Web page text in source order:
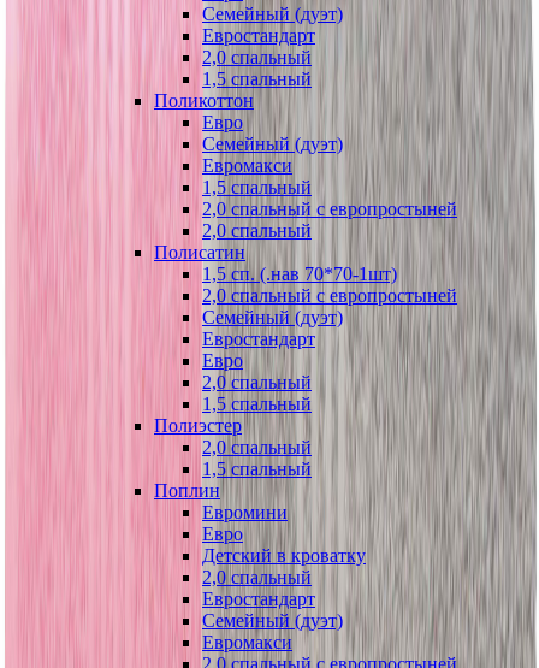
Семейный (дуэт)
Евростандарт
2,0 спальный
1,5 спальный
Поликоттон
Евро
Семейный (дуэт)
Евромакси
1,5 спальный
2,0 спальный с европростыней
2,0 спальный
Полисатин
1,5 сп. (.нав 70*70-1шт)
2,0 спальный с европростыней
Семейный (дуэт)
Евростандарт
Евро
2,0 спальный
1,5 спальный
Полиэстер
2,0 спальный
1,5 спальный
Поплин
Евромини
Евро
Детский в кроватку
2,0 спальный
Евростандарт
Семейный (дуэт)
Евромакси